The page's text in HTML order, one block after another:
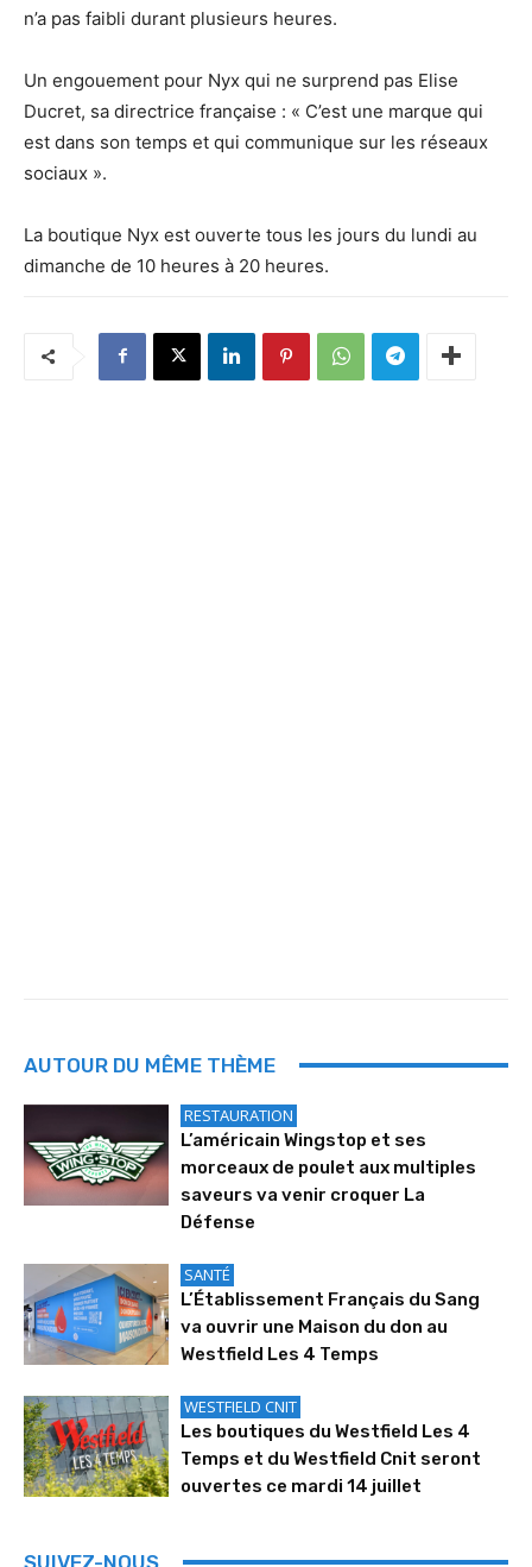
n’a pas faibli durant plusieurs heures.
Un engouement pour Nyx qui ne surprend pas Elise
Ducret, sa directrice française : « C’est une marque qui
est dans son temps et qui communique sur les réseaux
sociaux ».
La boutique Nyx est ouverte tous les jours du lundi au
dimanche de 10 heures à 20 heures.
AUTOUR DU MÊME THÈME
RESTAURATION
L’américain Wingstop et ses
morceaux de poulet aux multiples
saveurs va venir croquer La
Défense
SANTÉ
L’Établissement Français du Sang
va ouvrir une Maison du don au
Westfield Les 4 Temps
WESTFIELD CNIT
Les boutiques du Westfield Les 4
Temps et du Westfield Cnit seront
ouvertes ce mardi 14 juillet
SUIVEZ-NOUS